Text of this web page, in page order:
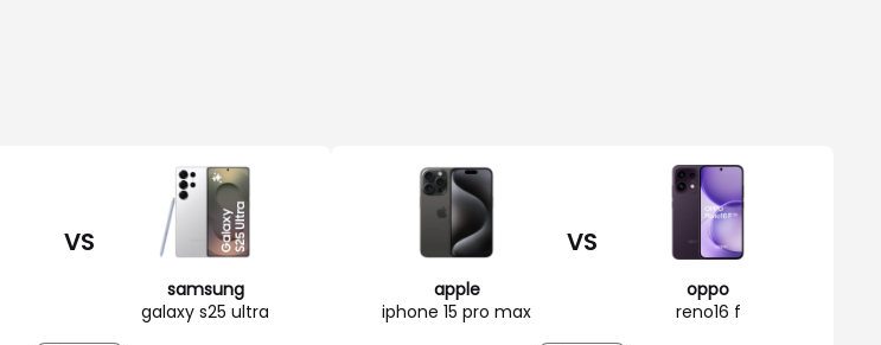
VS
samsung
galaxy s25 ultra
apple
iphone 15 pro max
VS
oppo
reno16 f